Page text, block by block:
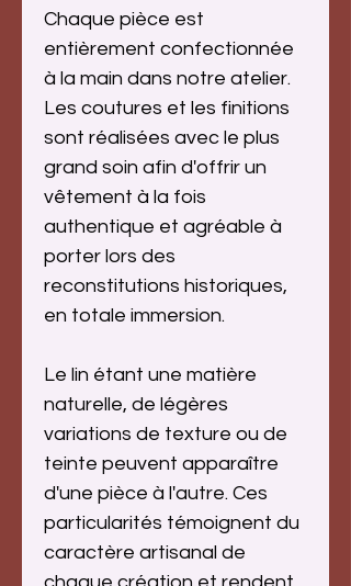
Chaque pièce est
entièrement confectionnée
à la main dans notre atelier.
Les coutures et les finitions
sont réalisées avec le plus
grand soin afin d'offrir un
vêtement à la fois
authentique et agréable à
porter lors des
reconstitutions historiques,
en totale immersion.
Le lin étant une matière
naturelle, de légères
variations de texture ou de
teinte peuvent apparaître
d'une pièce à l'autre. Ces
particularités témoignent du
caractère artisanal de